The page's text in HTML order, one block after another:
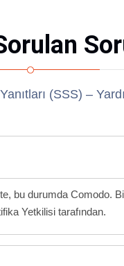
(SSS) –
bu durumda Comodo.
Yetkilisi tarafından.